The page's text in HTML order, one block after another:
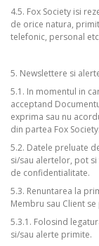
4.5. Fox Society isi
de orice natura,
telefonic, personal
5. Newslettere si
5.1. In momentul in
acceptand
exprima sau nu
din partea Fox Society.
5.2. Datele preluate
si/sau alertelor, pot
de confidentialitate.
5.3. Renuntarea la
Membru sau Client
5.3.1. Folosind
si/sau alerte primite.